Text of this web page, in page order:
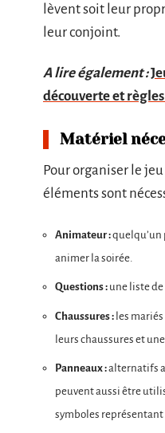
lèvent soit leur
leur conjoint.
A lire également :
découverte et
Matériel
Pour organiser le jeu
éléments sont
Animateur :quelqu’un
animer la soirée.
Questions : une liste de
Chaussures : les
leurs chaussures et
Panneaux :alternatifs
peuvent aussi être
symboles représentant